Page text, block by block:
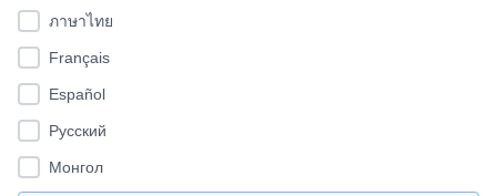
ภาษาไทย
Français
Español
Pусский
Монгол